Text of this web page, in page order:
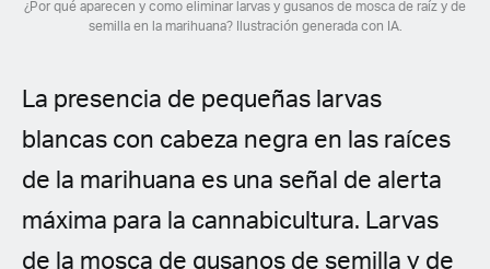
Czech
¿Por qué aparecen y como eliminar larvas y gusanos de mosca de raíz y de
semilla en la marihuana? Ilustración generada con IA.
La presencia de pequeñas larvas
blancas con cabeza negra en las raíces
de la marihuana es una señal de alerta
máxima para la cannabicultura. Larvas
de la mosca de gusanos de semilla y de